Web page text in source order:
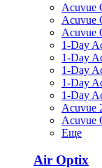
Acuvue
Acuvue
Acuvue
1-Day
1-Day
1-Day
1-Day
1-Day
Acuvue
Acuvue
Еще
Air Optix